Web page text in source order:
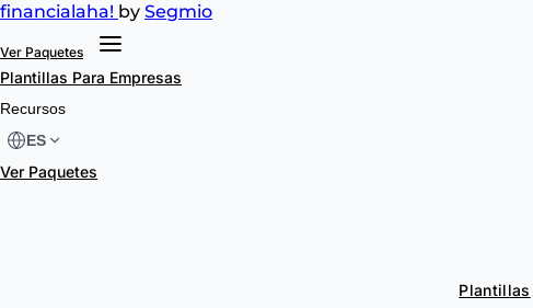
financialaha! by Segmio
Ver Paquetes
Plantillas Para Empresas
Recursos
ES
Ver Paquetes
Plantillas